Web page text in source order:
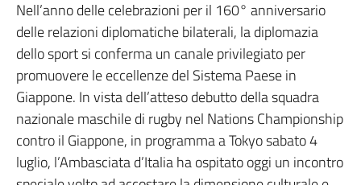
Nell’anno delle celebrazioni per il 160° anniversario
delle relazioni diplomatiche bilaterali, la diplomazia
dello sport si conferma un canale privilegiato per
promuovere le eccellenze del Sistema Paese in
Giappone. In vista dell’atteso debutto della squadra
nazionale maschile di rugby nel Nations Championship
contro il Giappone, in programma a Tokyo sabato 4
luglio, l’Ambasciata d’Italia ha ospitato oggi un incontro